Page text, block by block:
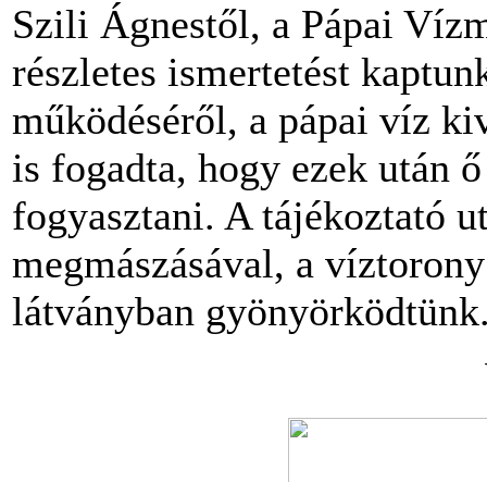
Szili Ágnestől, a Pápai
részletes ismertetést
működéséről, a pápai víz
is fogadta, hogy ezek után
fogyasztani. A tájékoztató
megmászásával, a
látványban